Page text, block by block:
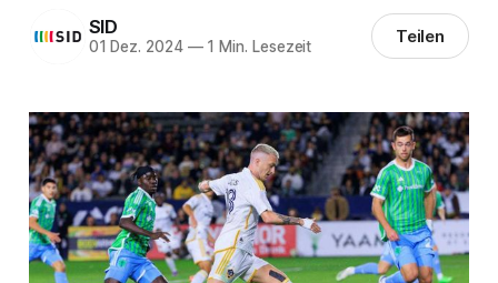
SID
01 Dez. 2024 —1 Min. Lesezeit Teilen